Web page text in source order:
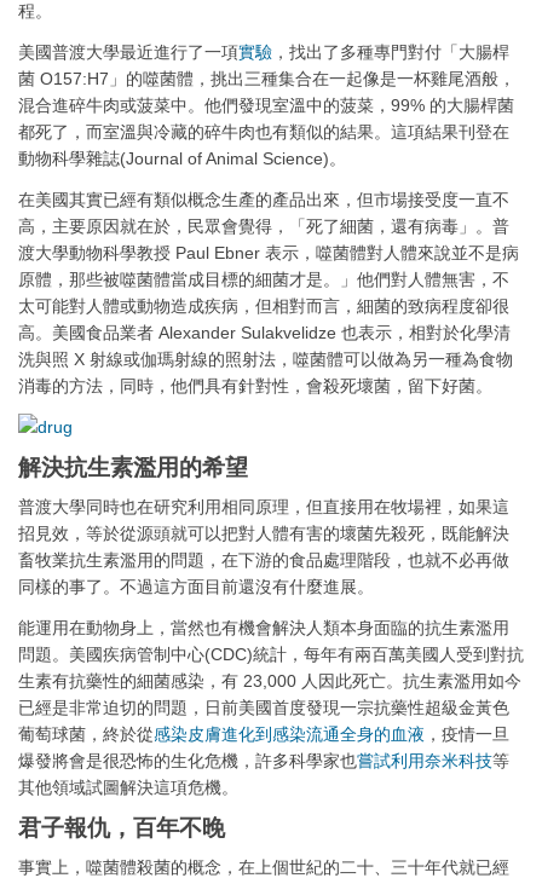
程。
美國普渡大學最近進行了一項實驗 ，找出了多種專門對付「大腸桿
菌 O157:H7」的噬菌體，挑出三種集合在一起像是一杯雞尾酒般，
混合進碎牛肉或菠菜中。他們發現室溫中的菠菜，99% 的大腸桿菌
都死了，而室溫與冷藏的碎牛肉也有類似的結果。這項結果刊登在
動物科學雜誌(Journal of Animal Science)。
在美國其實已經有類似概念生產的產品出來，但市場接受度一直不
高，主要原因就在於，民眾會覺得，「死了細菌，還有病毒」。普
渡大學動物科學教授 Paul Ebner 表示，噬菌體對人體來說並不是病
原體，那些被噬菌體當成目標的細菌才是。」他們對人體無害，不
太可能對人體或動物造成疾病，但相對而言，細菌的致病程度卻很
高。美國食品業者 Alexander Sulakvelidze 也表示，相對於化學清
洗與照 X 射線或伽瑪射線的照射法，噬菌體可以做為另一種為食物
消毒的方法，同時，他們具有針對性，會殺死壞菌，留下好菌。
解決抗生素濫用的希望
普渡大學同時也在研究利用相同原理，但直接用在牧場裡，如果這
招見效，等於從源頭就可以把對人體有害的壞菌先殺死，既能解決
畜牧業抗生素濫用的問題，在下游的食品處理階段，也就不必再做
同樣的事了。不過這方面目前還沒有什麼進展。
能運用在動物身上，當然也有機會解決人類本身面臨的抗生素濫用
問題。美國疾病管制中心(CDC)統計，每年有兩百萬美國人受到對抗
生素有抗藥性的細菌感染，有 23,000 人因此死亡。抗生素濫用如今
已經是非常迫切的問題，日前美國首度發現一宗抗藥性超級金黃色
葡萄球菌，終於從感染皮膚進化到感染流通全身的血液 ，疫情一旦
爆發將會是很恐怖的生化危機，許多科學家也嘗試利用奈米科技等
其他領域試圖解決這項危機。
君子報仇，百年不晚
事實上，噬菌體殺菌的概念，在上個世紀的二十、三十年代就已經